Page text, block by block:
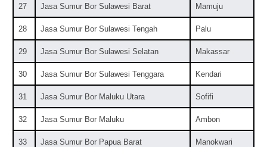
27 Jasa Sumur Bor Sulawesi Barat Mamuju
28 Jasa Sumur Bor Sulawesi Tengah Palu
29 Jasa Sumur Bor Sulawesi Selatan Makassar
30 Jasa Sumur Bor Sulawesi Tenggara Kendari
31 Jasa Sumur Bor Maluku Utara Sofifi
32 Jasa Sumur Bor Maluku Ambon
33 Jasa Sumur Bor Papua Barat Manokwari